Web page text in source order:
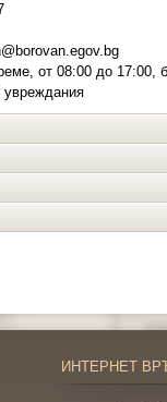
от 08:00 до 17:00,
увреждания
ИНТЕРНЕТ